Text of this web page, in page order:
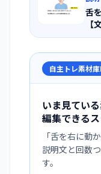
舌
【
自主トレ素材
いま見ている
編集できる
「舌を右に動
説明文と回数
す。